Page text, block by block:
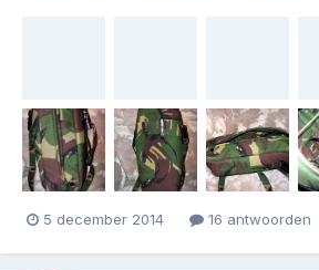
5 december 2014 16 antwoorden